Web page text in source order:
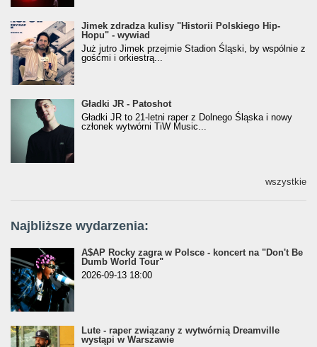
Jimek zdradza kulisy "Historii Polskiego Hip-
Hopu" - wywiad
Jimek zdradza kulisy "Historii Polskiego Hip-
Hopu" - wywiad
Już jutro Jimek przejmie Stadion Śląski, by wspólnie z
gośćmi i orkiestrą...
Gładki JR - Patoshot
Gładki JR - Patoshot
Gładki JR to 21-letni raper z Dolnego Śląska i nowy
członek wytwórni TiW Music...
wszystkie
Najbliższe wydarzenia:
A$AP Rocky zagra w Polsce - koncert na "Don't Be
Dumb World Tour"
2026-09-13 18:00
Lute - raper związany z wytwórnią Dreamville
wystąpi w Warszawie